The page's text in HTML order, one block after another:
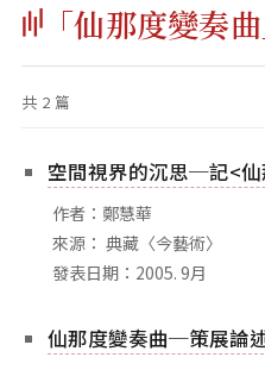
字:
藝術家
創作類型
專題
索引
關鍵字
標籤雲
相關網站
關於
「仙那度變奏曲
共 2 篇
空間視界的沉思─記<
作者：鄭慧華
來源： 典藏〈今藝術〉
發表日期：2005. 9月
仙那度變奏曲─策展論